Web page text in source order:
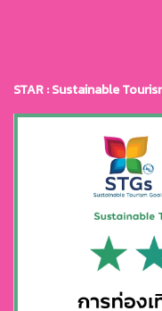
STAR : Sustainable